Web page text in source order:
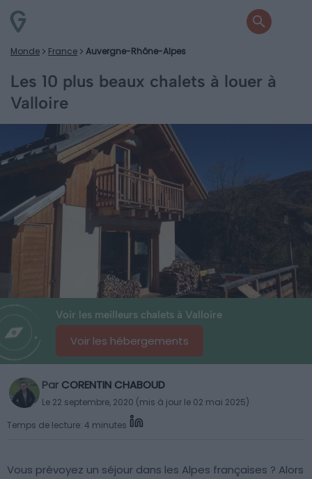
Monde France Auvergne-Rhône-Alpes
Les 10 plus beaux chalets à louer à
Valloire
Voir les meilleurs chalets à Valloire
Voir les hébergements
Par CORENTIN CHABOUD
Le 22 septembre, 2020 (mis à jour le 02 mai 2025)
Temps de lecture: 4 minutes
Vous prévoyez un séjour dans les Alpes françaises ? Alors